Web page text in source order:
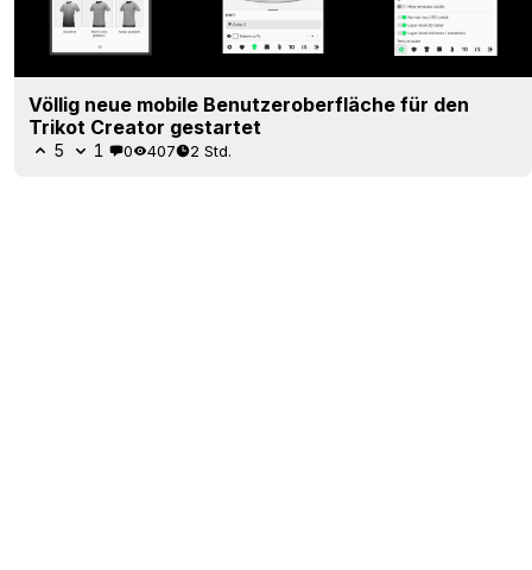
Völlig neue mobile Benutzeroberfläche für den
Trikot Creator gestartet
5 1 0 407 2 Std.